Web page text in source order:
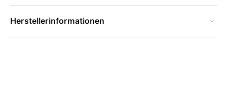
Herstellerinformationen